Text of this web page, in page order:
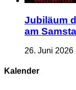
Jubiläum
am
26. Juni 2026
Kalender